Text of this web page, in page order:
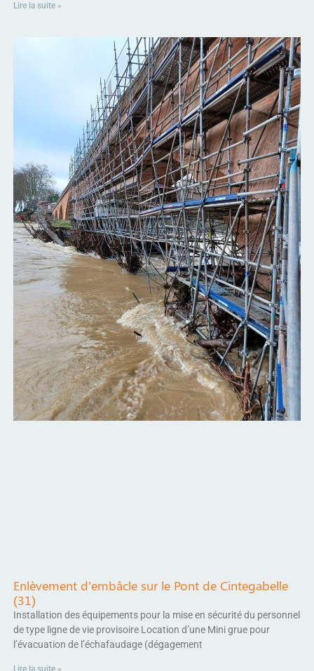
Lire la suite »
Enlèvement d’embâcle sur le Pont de Cintegabelle
(31)
Installation des équipements pour la mise en sécurité du personnel
de type ligne de vie provisoire Location d’une Mini grue pour
l’évacuation de l’échafaudage (dégagement
Lire la suite »